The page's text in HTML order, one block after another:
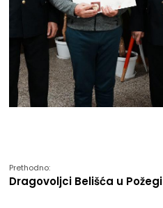
Prethodno:
Dragovoljci Belišća u Požegi